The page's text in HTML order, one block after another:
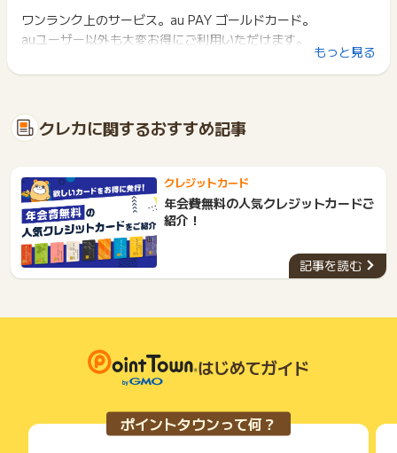
※本ページ以外からの申込み
※au・UQ取扱店舗にてお申込みされた場合
※au・UQ取扱店舗にてご本人さま確認をされた後に本サイトに
てお申し込みいただいた場合
【注意事項】
ポイントに関するお問い合わせにつきましては、以下の期限内
下記の期限を過ぎた場合は調査を承ることができません。あら
かじめ、ご了承ください。
※調査についての詳細は【こちら】をご確認ください。
■ポイントが[否認]になった場合
その他確定したポイントについてのお問い合わせ
…ポイントの判定日から【5か月以内】にお問い合わせくださ
■ポイント通帳[判定中]へ反映しない場合
…広告のご利用日から【5か月以内】にお問い合わせくださ
【広告主様の主催キャンペーンについて】
広告主様の主催キャンペーンと(ポイントサイト名)に記載のキ
ンを押してからご利用ください。
下記の事項に該当する場合、広告主側で対象外とみなし、「獲
・他のポイントサイトや比較サイト、検索サイトなどを経由し
て一度でも同サービス・お買い物を利用されたことがある場合
サービス・お買い物利用時にお電話など2つ以上の申し込み方
法がある場合、必ずサイト上のWEBフォームからお申し込みく
ださい。
各サービス・お買い物に掲載されている獲得条件を必ずよくお
読みください。
了などのメールは、ポイント獲得するまで必ず保管してくださ
獲得待ち・獲得失敗の状態でお問い合わせされる際に、該当の
メールを送っていただく場合がございます。
そのため、紛失・破棄された場合は対応いたしかねますので、
(※) SafariやChromeなどwebサイトを表示するアプリのこと
につきましては、ポイントタウンのポイント獲得の対象には含
まれません。
広告主が運営しているサービスの都合もしくは会員様の都合で
商品の交換や一部でもキャンセルされた場合、ポイントが無効
になる可能性もございます。
ン期間が予告なしに変更される場合がございますが、ご利用さ
れた時点の条件が適用されます。
条件を達成しているかどうかは各広告主ではなく、代理店が行
ません。
そのため、ポイントタウンのポイントに関するお問い合わせを
広告主様に直接行わないようお願いいたします。
掲載中のプログラムの掲載終了日はあくまで予定となってお
り、急遽終了となる場合がございます。
広告に遷移しない場合は掲載が終了となっておりポイントが獲
得できませんので、ご注意くださいませ。
ワンランク上のサービス。au PAY ゴールドカード。
auユーザー以外も大変お得にご利用いただけます。
年会費：11,000円（税込）
・au携帯電話料金プランの最大10%をポイント還元
・Pontaポイントがたまりやすい
す
・au PAY マーケットのお買い物で最大9％のポイントがたまる
・国内主要空港＋ハワイの空港ラウンジを無料でご利用可能
・一流ホテル/旅館の宿泊プランが優待価格でご利用可能
・海外/国内旅行あんしん保険やお買物あんしん保険などの充実
した補償内容
もっと見る
クレカに関するおすすめ記事
クレジットカード
年会費無料の人気クレジットカードご
紹介！
記事を読む
はじめてガイド
ポイントタウンって何？